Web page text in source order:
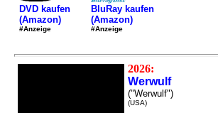
DVD kaufen
(Amazon)
#Anzeige
BluRay kaufen
(Amazon)
#Anzeige
2026:
Werwulf
("Werwulf")
(USA)